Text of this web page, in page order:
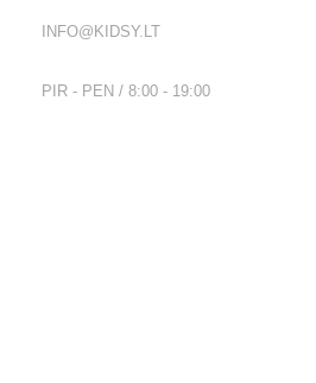
INFO@KIDSY.LT
PIR - PEN / 8:00 - 19:00